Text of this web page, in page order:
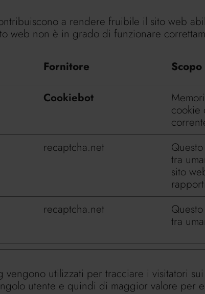
a rendere fruibile il sito web
web non è in grado di funzionare
Fornitore Scopo
Cookiebot
cookie
recaptcha.net
tra
sito
recaptcha.net
tra
vengono utilizzati per tracciare i visitatori
utente e quindi di maggior valore per